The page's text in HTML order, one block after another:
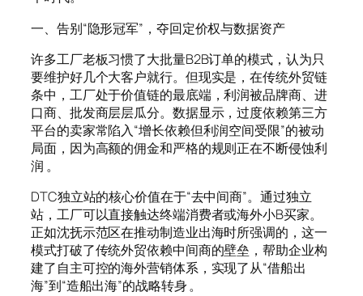
一、告别“隐形冠军”，夺回定价权与数据资产
许多工厂老板习惯了大批量B2B订单的模式，认为只
要维护好几个大客户就行。但现实是，在传统外贸链
条中，工厂处于价值链的最底端，利润被品牌商、进
口商、批发商层层瓜分。数据显示，过度依赖第三方
平台的卖家常陷入“增长依赖但利润空间受限”的被动
局面，因为高额的佣金和严格的规则正在不断侵蚀利
润 。
DTC独立站的核心价值在于“去中间商”。通过独立
站，工厂可以直接触达终端消费者或海外小B买家。
正如沈抚示范区在推动制造业出海时所强调的，这一
模式打破了传统外贸依赖中间商的壁垒，帮助企业构
建了自主可控的海外营销体系，实现了从“借船出
海”到“造船出海”的战略转身 。